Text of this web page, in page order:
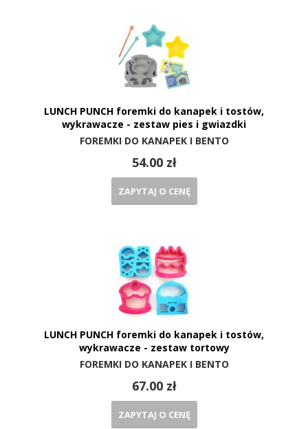
LUNCH PUNCH foremki do kanapek i tostów,
wykrawacze - zestaw pies i gwiazdki
FOREMKI DO KANAPEK I BENTO
54.00 zł
ZAPYTAJ O CENĘ
LUNCH PUNCH foremki do kanapek i tostów,
wykrawacze - zestaw tortowy
FOREMKI DO KANAPEK I BENTO
67.00 zł
ZAPYTAJ O CENĘ